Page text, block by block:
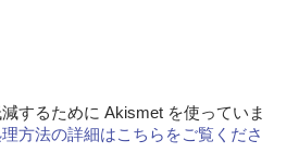
するために Akismet を使っていま
方法の詳細はこちらをご覧くださ